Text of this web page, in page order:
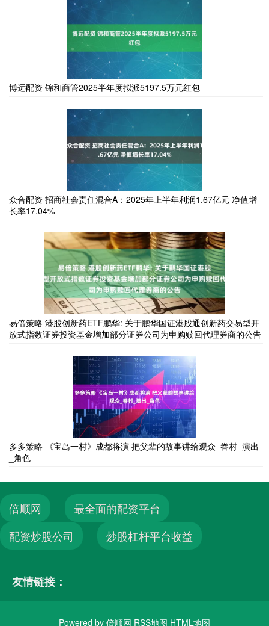
博远配资 锦和商管2025半年度拟派5197.5万元红包
众合配资 招商社会责任混合A：2025年上半年利润1.67亿元 净值增
长率17.04%
易倍策略 港股创新药ETF鹏华: 关于鹏华国证港股通创新药交易型开
放式指数证券投资基金增加部分证券公司为申购赎回代理券商的公告
多多策略 《宝岛一村》成都将演 把父辈的故事讲给观众_眷村_演出
_角色
倍顺网
最全面的配资平台
配资炒股公司
炒股杠杆平台收益
友情链接：
Powered by 倍顺网 RSS地图 HTML地图